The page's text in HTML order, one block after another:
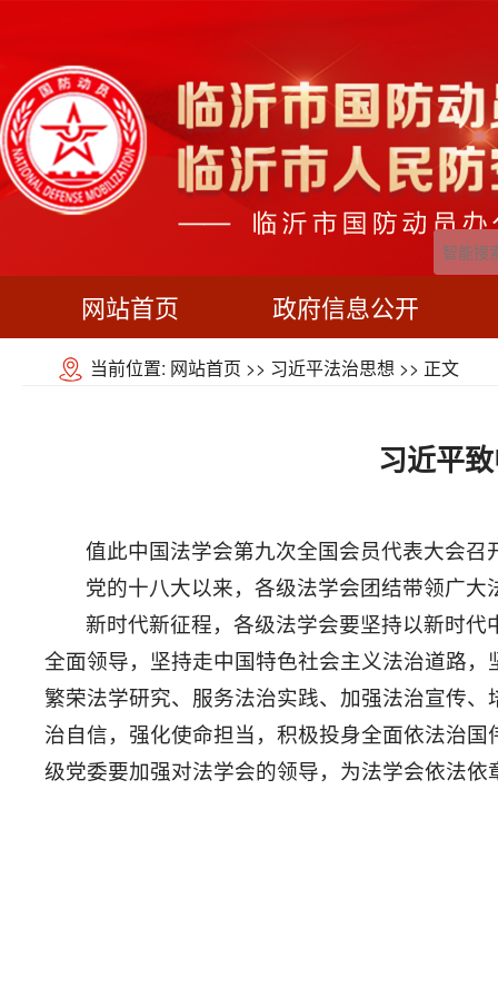
网站首页 政府信息公开
当前位置: 网站首页 >> 习近平法治思想 >> 正文
习近平
值此中国法学会第九次全国会员代表大会
党的十八大以来，各级法学会团结带领广
新时代新征程，各级法学会要坚持以新时
全面领导，坚持走中国特色社会主义法治道路
繁荣法学研究、服务法治实践、加强法治宣传
治自信，强化使命担当，积极投身全面依法治
级党委要加强对法学会的领导，为法学会依法